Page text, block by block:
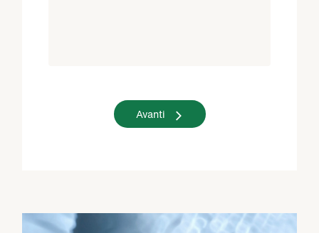
Avanti